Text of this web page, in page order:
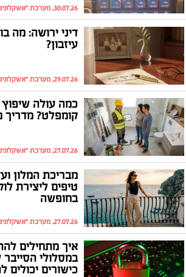
30.07.26, מערכת "אשקלונים"
דיני ירושה: מה
עיזבון?
29.07.26, מערכת "אשקלונים"
כמה עולה
קומפלט?
27.07.26, מערכת "אשקלונים"
טיפים ליצירת
בחופשה
27.07.26, מערכת "אשקלונים"
איך מתחילים
במסלולי
כישורים יכולים